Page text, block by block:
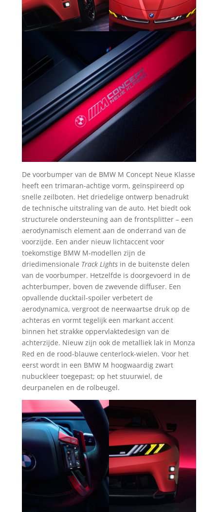
De voorbumper van de BMW M Concept Neue Klasse
heeft een trimaran-achtige vorm, geïnspireerd op
snelle zeilboten. Het driedelige ontwerp benadrukt
de technische uitstraling van de auto. Het biedt ook
structurele ondersteuning aan de frontsplitter – een
aerodynamisch element aan de onderrand van de
voorzijde. Een ander nieuw lichtaccent voor
toekomstige BMW M-modellen zijn de
driedimensionale Track Lightsin de buitenste delen
van de voorbumper. Hetzelfde is doorgevoerd in de
achterbumper, boven de zwevende diffuser. Een
opvallende ducktail-spoiler verbetert de
aerodynamica, vergroot de neerwaartse druk op de
achteras en vormt tegelijk een markant accent
binnen het strakke oppervlaktedesign van de
achterzijde. Nieuw zijn ook de metalliek lak in Monza
Red en de rood-blauwe centerlock-wielen. Voor het
eerst wordt in een BMW M hoogwaardig zwart
nubuckleer toegepast; op het stuurwiel, de
deurpanelen en de rolbeugel.